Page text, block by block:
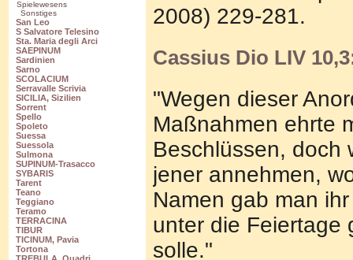
Spielewesens
Sonstiges
San Leo
S Salvatore Telesino
Sta. Maria degli Arci
SAEPINUM
Sardinien
Sarno
SCOLACIUM
Serravalle Scrivia
SICILIA, Sizilien
Sorrent
Spello
Spoleto
Suessa
Suessola
Sulmona
SUPINUM-Trasacco
SYBARIS
Tarent
Teano
Teggiano
Teramo
TERRACINA
TIBUR
TICINUM, Pavia
Tortona
2008) 229-281.
Cassius Dio LIV
"Wegen dieser
Maßnahmen ehrte
Beschlüssen, doch
jener annehmen,
Namen gab man
unter die Feiertage
solle."